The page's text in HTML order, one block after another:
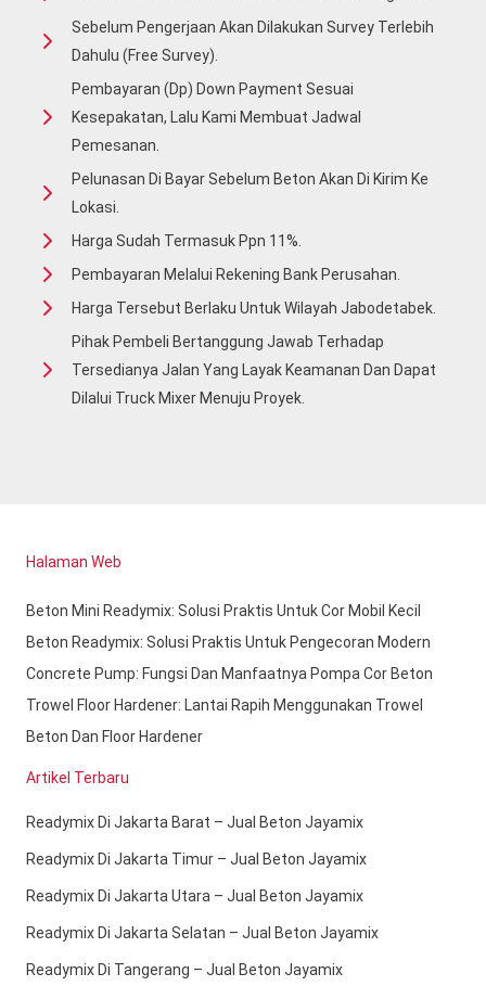
Sebelum Pengerjaan Akan Dilakukan Survey Terlebih
Dahulu (free Survey).
Pembayaran (Dp) Down Payment Sesuai
Kesepakatan, Lalu Kami Membuat Jadwal
Pemesanan.
Pelunasan Di Bayar Sebelum Beton Akan Di Kirim Ke
Lokasi.
Harga Sudah Termasuk Ppn 11%.
Pembayaran Melalui Rekening Bank Perusahan.
Harga Tersebut Berlaku Untuk Wilayah Jabodetabek.
Pihak Pembeli Bertanggung Jawab Terhadap
Tersedianya Jalan Yang Layak Keamanan Dan Dapat
Dilalui Truck Mixer Menuju Proyek.
Halaman Web
Beton Mini Readymix: Solusi Praktis Untuk Cor Mobil Kecil
Beton Readymix: Solusi Praktis Untuk Pengecoran Modern
Concrete Pump: Fungsi Dan Manfaatnya Pompa Cor Beton
Trowel Floor Hardener: Lantai Rapih Menggunakan Trowel
Beton Dan Floor Hardener
Artikel Terbaru
Readymix Di Jakarta Barat – Jual Beton Jayamix
Readymix Di Jakarta Timur – Jual Beton Jayamix
Readymix Di Jakarta Utara – Jual Beton Jayamix
Readymix Di Jakarta Selatan – Jual Beton Jayamix
Readymix Di Tangerang – Jual Beton Jayamix